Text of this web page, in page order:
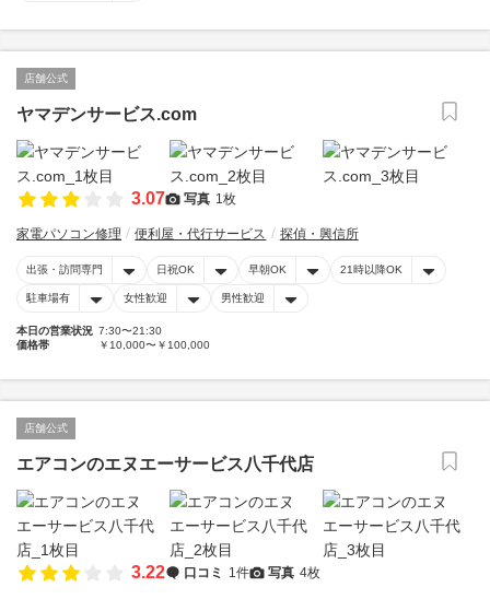
店舗公式
ヤマデンサービス.com
3.07 写真 1枚
家電パソコン修理 便利屋・代行サービス 探偵・興信所
出張・訪問専門 日祝OK 早朝OK 21時以降OK
駐車場有 女性歓迎 男性歓迎
本日の営業状況 7:30〜21:30
価格帯
￥10,000〜￥100,000
店舗公式
エアコンのエヌエーサービス八千代店
3.22 口コミ 1件 写真 4枚